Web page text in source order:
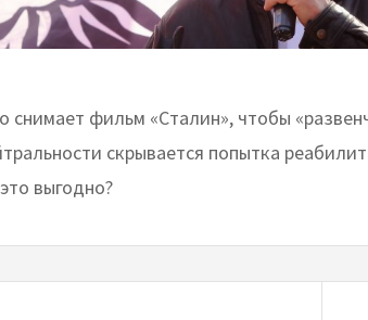
снимает фильм «Сталин», чтобы
скрывается попытка
выгодно?